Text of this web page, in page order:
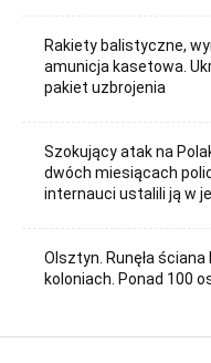
Rakiety balistyczne,
amunicja kasetowa.
pakiet uzbrojenia
Szokujący atak na
dwóch miesiącach
internauci ustalili ją w
Olsztyn. Runęła
koloniach. Ponad 100